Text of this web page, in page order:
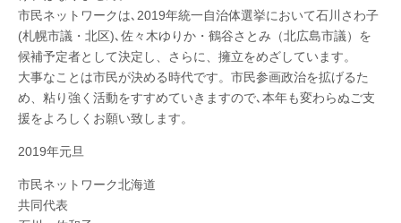
ク
北
海
道
は
市民ネットワークは､2019年統一自治体選挙において石川さわ子
(札幌市議・北区)､佐々木ゆりか・鶴谷さとみ（北広島市議）を
候補予定者として決定し、さらに、擁立をめざしています。
大事なことは市民が決める時代です。市民参画政治を拡げるた
め、粘り強く活動をすすめていきますので､本年も変わらぬご支
援をよろしくお願い致します。
2019年元旦
市民ネットワーク北海道
共同代表